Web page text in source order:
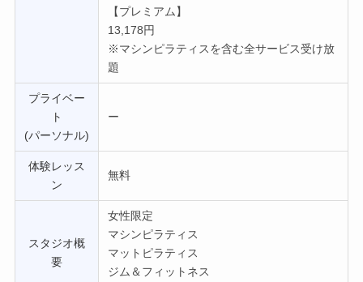
【プレミアム】
13,178円
※マシンピラティスを含む全サービス受け放
題
プライベー
ト
(パーソナル)
ー
体験レッス
ン
無料
スタジオ概
要
女性限定
マシンピラティス
マットピラティス
ジム＆フィットネス